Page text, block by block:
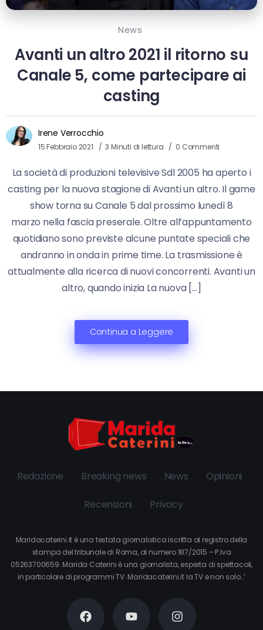
News
Avanti un altro 2021 il ritorno su
Canale 5, come partecipare ai
casting
Irene Verrocchio
15 Febbraio 2021 3 Minuti di lettura 0 Commenti
La società di produzioni televisive Sdl 2005 ha aperto i
casting per la nuova stagione di Avanti un altro. Il game
show torna su Canale 5 dal prossimo lunedì 8
marzo nella fascia preserale. Oltre all’appuntamento
quotidiano sono previste alcune puntate speciali che
andranno in onda in prime time. La trasmissione è
attualmente alla ricerca di nuovi concorrenti. Avanti un
altro, quando inizia La nuova […]
Continua a Leggere
Redazione Breaking news News Opinioni
Recensioni Privacy
Maridacaterini.it è una testata giornalistica iscritta al registro della
stampa del tribunale di Roma, al numero 187/2015 – P.Iva
05263700659. Marida Caterini è una giornalista, esperta di spettacoli,
in particolare di programmi TV. Maridacaterini.it la TV e non solo…’